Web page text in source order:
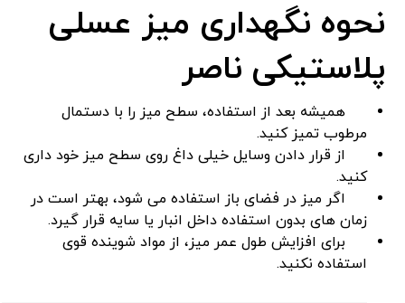
نحوه نگهداری میز عسلی
پلاستیکی ناصر
همیشه بعد از استفاده، سطح میز را با دستمال
مرطوب تمیز کنید.
از قرار دادن وسایل خیلی داغ روی سطح میز خود داری
کنید.
اگر میز در فضای باز استفاده می ‌شود، بهتر است در
زمان‌ های بدون استفاده داخل انبار یا سایه قرار گیرد.
برای افزایش طول عمر میز، از مواد شوینده قوی
استفاده نکنید.